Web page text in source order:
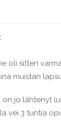
oli sitten
muistan
on jo lähtenyt
vei 3 tuntia